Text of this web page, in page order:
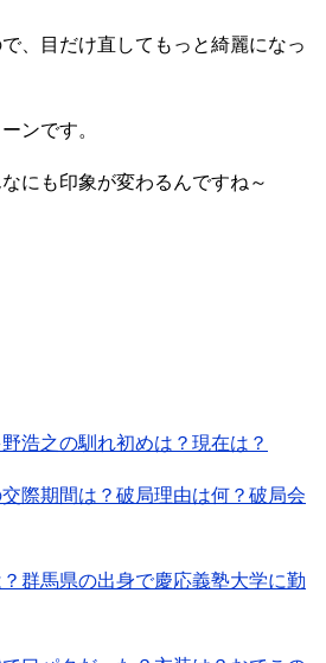
、目だけ直してもっと綺麗になっ
ンです。
にも印象が変わるんですね～
浩之の馴れ初めは？現在は？
際期間は？破局理由は何？破局会
群馬県の出身で慶応義塾大学に勤